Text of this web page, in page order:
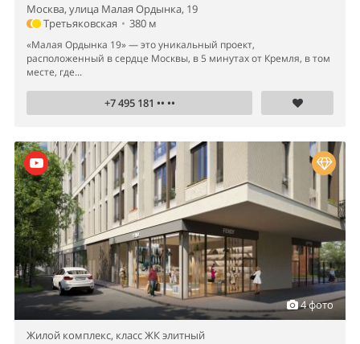
Москва, улица Малая Ордынка, 19
Третьяковская • 380 м
«Малая Ордынка 19» — это уникальный проект,
расположенный в сердце Москвы, в 5 минутах от Кремля, в том
месте, где...
+7 495 181 •• ••
4 фото
Жилой комплекс, класс ЖК элитный